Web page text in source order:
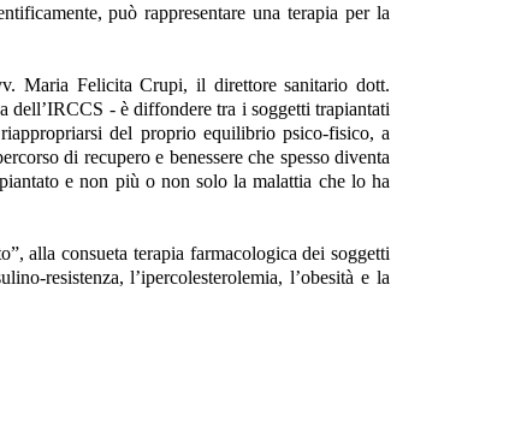
può rappresentare una terapia per la
Maria Felicita Crupi, il direttore sanitario dott.
dell’IRCCS - è diffondere tra i soggetti trapiantati
del proprio equilibrio psico-fisico, a
di recupero e benessere che spesso diventa
e non più o non solo la malattia che lo ha
alla consueta terapia farmacologica dei soggetti
resistenza, l’ipercolesterolemia, l’obesità e la